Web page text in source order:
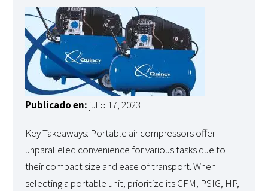
Publicado en: julio 17, 2023
Key Takeaways: Portable air compressors offer
unparalleled convenience for various tasks due to
their compact size and ease of transport. When
selecting a portable unit, prioritize its CFM, PSIG, HP,